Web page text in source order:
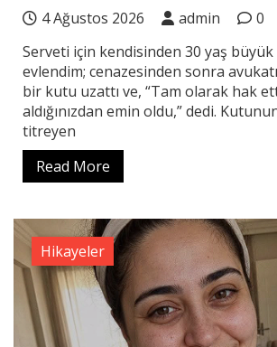
4 Ağustos 2026 admin
0
Serveti için kendisinden 30 yaş
evlendim; cenazesinden sonra
bir kutu uzattı ve, “Tam olarak hak
aldığınızdan emin oldu,” dedi.
titreyen
Read More
Hikayeler